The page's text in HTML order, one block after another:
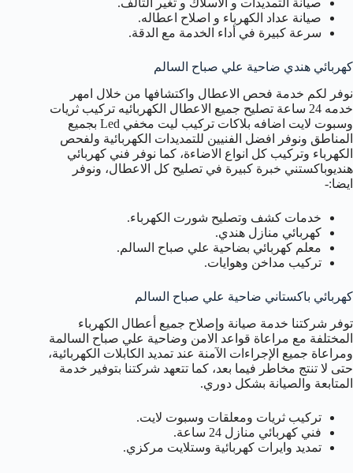
صيانة التمديدات و الأسلاك و تغير التالف.
صيانة عداد الكهرباء و اصلاح اعطاله.
سرعة كبيرة في أداء الخدمة مع الدقة.
كهربائي هندي ضاحية علي صباح السالم
نوفر لكم خدمة فحص الاعطال واكتشافها من خلال امهر
خدمه 24 ساعة تصليح جميع الاعطال الكهربائيه تركيب ثريات
وسبوت لايت اضافه بلاكات تركيب ليت مخفي Led بجميع
المناطق ونوفر افضل الفنيين للتمديدات الكهربائية ولفحص
الكهرباء وتركيب كل انواع الاضاءة، كما نوفر فني كهربائي
هنديوباكستني خبرة كبيرة في تصليح كل الاعطال، ونوفر
ايضا:-
خدمات كشف وتصليح شورت الكهرباء.
كهربائي منازل هندي.
معلم كهربائي بضاحية علي صباح السالم.
تركيب مداخن وهوايات.
كهربائي باكستاني ضاحية علي صباح السالم
توفر شركتنا خدمة صيانة وإصلاح جميع أعطال الكهرباء
المختلفة مع مراعاة قواعد الامن وضاحية علي صباح السالمة
ومراعاة جميع الإجراءات الآمنة عند تمديد الكابلات الكهربائية،
حتى لا تنتج مخاطر فيما بعد، كما تتعهد شركتنا بتوفير خدمة
المتابعة والصيانة بشكل دوري.
تركيب ثريات ومعلقات وسبوت لايت.
فني كهربائي منازل 24 ساعة.
تمديد وايرات كهربائية وستلايت مركزي.